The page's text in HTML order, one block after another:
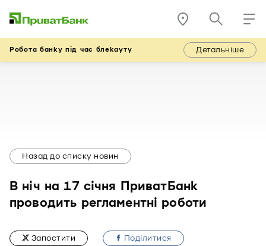
Робота банку під час блекауту Детальніше
Назад до списку новин
В ніч на 17 січня ПриватБанк
проводить регламентні роботи
Запостити Подiлитися